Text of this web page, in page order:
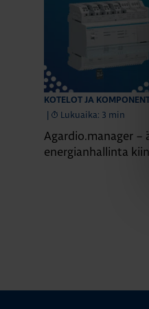
KOTELOT JA
|
Lukuaika: 3 min
Agardio.manager –
energianhallinta